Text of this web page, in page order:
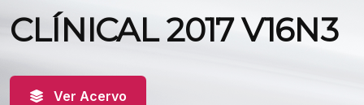
CLÍNICAL 2017 V16N3
Ver Acervo